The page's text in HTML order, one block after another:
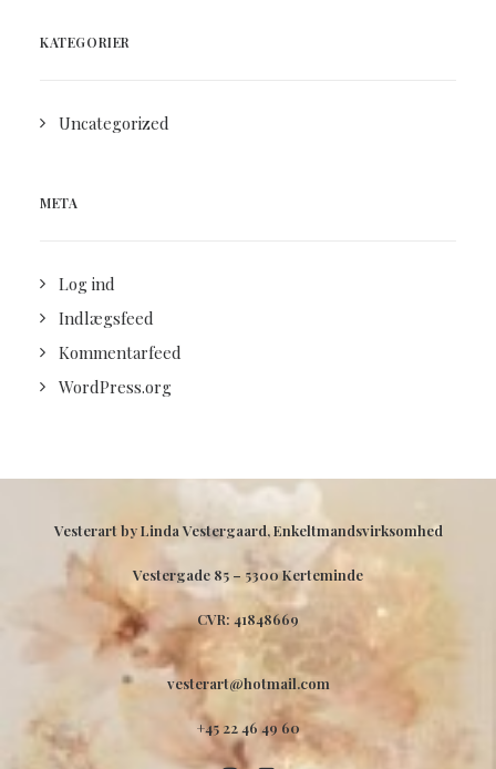
KATEGORIER
Uncategorized
META
Log ind
Indlægsfeed
Kommentarfeed
WordPress.org
Vesterart by Linda Vestergaard, Enkeltmandsvirksomhed
Vestergade 85 – 5300 Kerteminde
CVR: 41848669
vesterart@hotmail.com
+45 22 46 49 60